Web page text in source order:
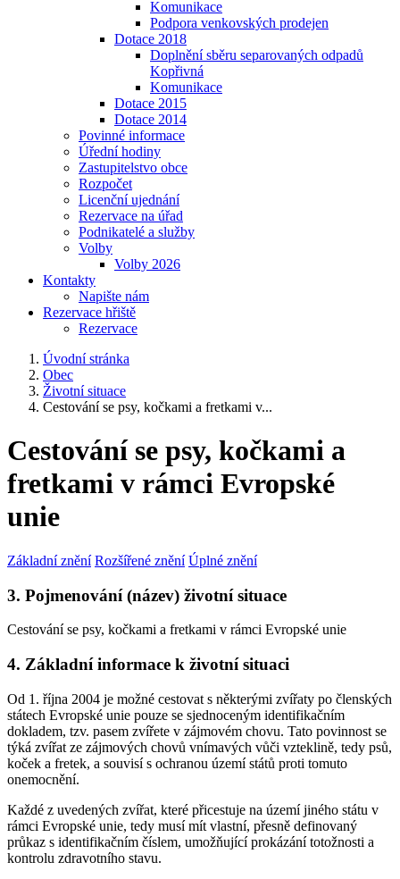
Komunikace
Podpora venkovských prodejen
Dotace 2018
Doplnění sběru separovaných odpadů
Kopřivná
Komunikace
Dotace 2015
Dotace 2014
Povinné informace
Úřední hodiny
Zastupitelstvo obce
Rozpočet
Licenční ujednání
Rezervace na úřad
Podnikatelé a služby
Volby
Volby 2026
Kontakty
Napište nám
Rezervace hřiště
Rezervace
Úvodní stránka
Obec
Životní situace
Cestování se psy, kočkami a fretkami v...
Cestování se psy, kočkami a
fretkami v rámci Evropské
unie
Základní znění Rozšířené znění Úplné znění
3. Pojmenování (název) životní situace
Cestování se psy, kočkami a fretkami v rámci Evropské unie
4. Základní informace k životní situaci
Od 1. října 2004 je možné cestovat s některými zvířaty po členských
státech Evropské unie pouze se sjednoceným identifikačním
dokladem, tzv. pasem zvířete v zájmovém chovu. Tato povinnost se
týká zvířat ze zájmových chovů vnímavých vůči vzteklině, tedy psů,
koček a fretek, a souvisí s ochranou území států proti tomuto
onemocnění.
Každé z uvedených zvířat, které přicestuje na území jiného státu v
rámci Evropské unie, tedy musí mít vlastní, přesně definovaný
průkaz s identifikačním číslem, umožňující prokázání totožnosti a
kontrolu zdravotního stavu.